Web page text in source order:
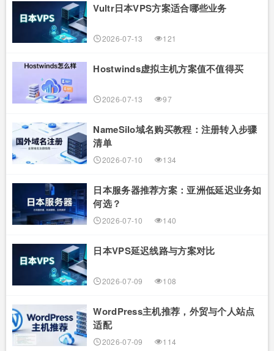
Vultr日本VPS方案适合哪些业务
2026-07-13 121
Hostwinds虚拟主机方案值不值得买
2026-07-13 97
NameSilo域名购买教程：注册转入步骤
清单
2026-07-10 134
日本服务器推荐方案：亚洲低延迟业务如
何选？
2026-07-10 140
日本VPS延迟线路与方案对比
2026-07-09 108
WordPress主机推荐，外贸与个人站点
适配
2026-07-09 114